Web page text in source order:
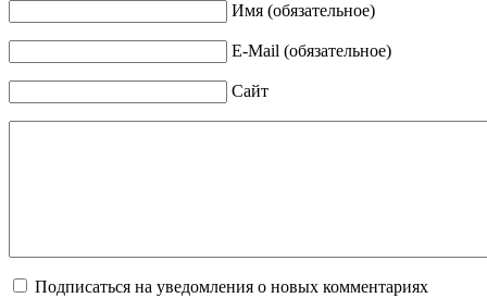
Имя (обязательное)
E-Mail (обязательное)
Сайт
Подписаться на уведомления о новых комментариях